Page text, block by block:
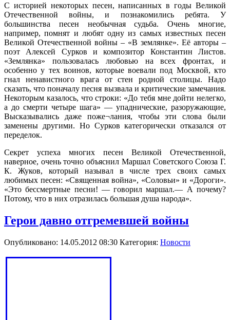
С историей некоторых песен, написанных в годы Великой
Отечественной войны, и познакомились ребята. У
большинства песен необычная судьба. Очень многие,
например, помнят и любят одну из самых известных песен
Великой Отечественной войны – «В землянке». Её авторы –
поэт Алексей Сурков и композитор Константин Листов.
«Землянка» пользовалась любовью на всех фронтах, и
особенно у тех воинов, которые воевали под Москвой, кто
гнал ненавистного врага от стен родной столицы. Надо
сказать, что поначалу песня вызвала и критические замечания.
Некоторым казалось, что строки: «До тебя мне дойти нелегко,
а до смерти четыре шага» — упаднические, разоружающие,
Высказывались даже поже¬лания, чтобы эти слова были
заменены другими. Но Сурков категорически отказался от
переделок.
Секрет успеха многих песен Великой Отечественной,
наверное, очень точно объяснил Маршал Советского Союза Г.
К. Жуков, который называл в числе трех своих самых
любимых песен: «Священная война», «Соловьи» и «Дороги».
«Это бессмертные песни! — говорил маршал.— А почему?
Потому, что в них отразилась большая душа народа».
Герои давно отгремевшей войны
Опубликовано: 14.05.2012 08:30 Категория: Новости